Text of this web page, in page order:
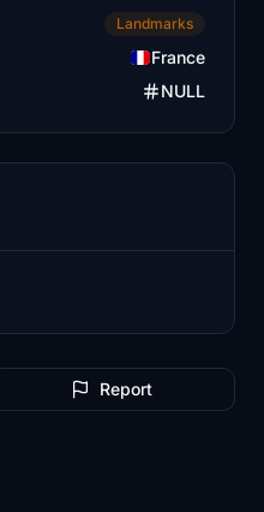
Landmarks
France
NULL
Report